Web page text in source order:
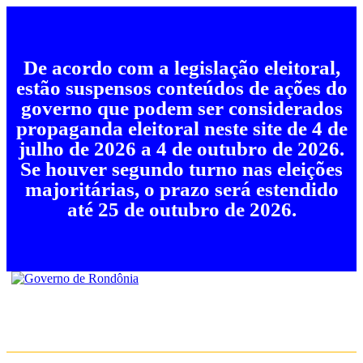
De acordo com a legislação eleitoral,
estão suspensos conteúdos de ações do
governo que podem ser considerados
propaganda eleitoral neste site de 4 de
julho de 2026 a 4 de outubro de 2026.
Se houver segundo turno nas eleições
majoritárias, o prazo será estendido
até 25 de outubro de 2026.